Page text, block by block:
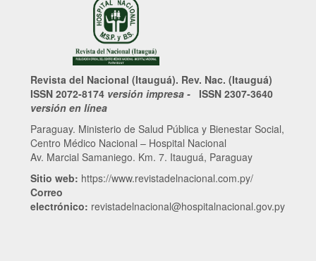
Revista del Nacional (Itauguá). Rev. Nac. (Itauguá)
ISSN 2072-8174 versión impresa - ISSN 2307-3640
versión en línea
Paraguay. Ministerio de Salud Pública y Bienestar Social,
Centro Médico Nacional – Hospital Nacional
Av. Marcial Samaniego. Km. 7. Itauguá, Paraguay
Sitio web: https://www.revistadelnacional.com.py/
Correo
electrónico: revistadelnacional@hospitalnacional.gov.py